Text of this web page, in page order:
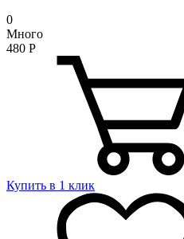
0
Много
480 Р
Купить в 1 клик